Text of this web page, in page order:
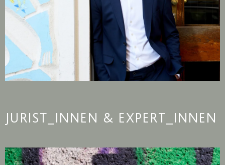
JURIST_INNEN & EXPERT_INNEN